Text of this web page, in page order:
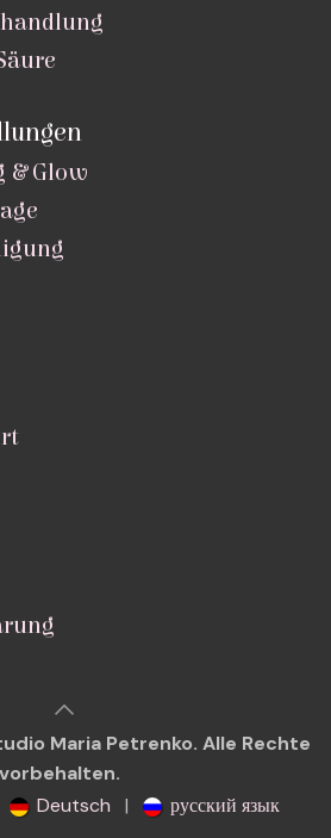
& Glow
Maria Petrenko. Alle Rechte
vorbehalten.
Deutsch | русский язык